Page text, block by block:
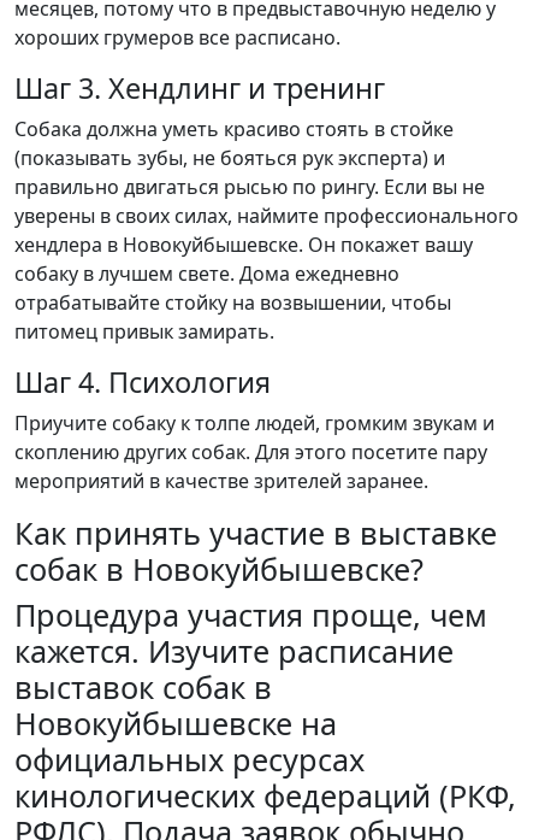
месяцев, потому что в предвыставочную неделю у
хороших грумеров все расписано.
Шаг 3. Хендлинг и тренинг
Собака должна уметь красиво стоять в стойке
(показывать зубы, не бояться рук эксперта) и
правильно двигаться рысью по рингу. Если вы не
уверены в своих силах, наймите профессионального
хендлера в Новокуйбышевске. Он покажет вашу
собаку в лучшем свете. Дома ежедневно
отрабатывайте стойку на возвышении, чтобы
питомец привык замирать.
Шаг 4. Психология
Приучите собаку к толпе людей, громким звукам и
скоплению других собак. Для этого посетите пару
мероприятий в качестве зрителей заранее.
Как принять участие в выставке
собак в Новокуйбышевске?
Процедура участия проще, чем
кажется. Изучите расписание
выставок собак в
Новокуйбышевске на
официальных ресурсах
кинологических федераций (РКФ,
РФЛС). Подача заявок обычно